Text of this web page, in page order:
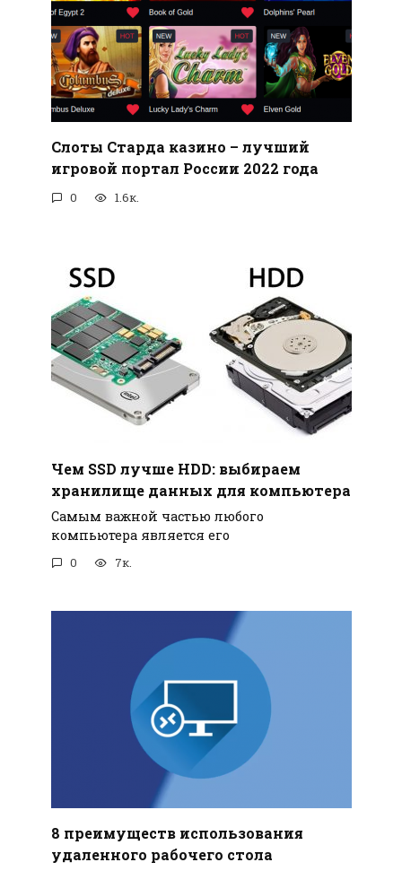
Слоты Старда казино – лучший
игровой портал России 2022 года
0 1.6к.
Чем SSD лучше HDD: выбираем
хранилище данных для компьютера
Самым важной частью любого
компьютера является его
0 7к.
8 преимуществ использования
удаленного рабочего стола